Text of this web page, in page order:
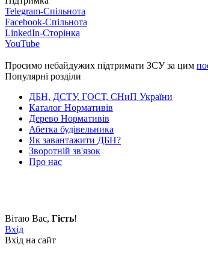
Telegram-Спільнота
Facebook-Спільнота
LinkedIn-Сторінка
YouTube
Просимо небайдужих підтримати ЗСУ за цим
Популярні розділи
ДБН, ДСТУ, ГОСТ, СНиП України
Каталог Нормативів
Дерево Нормативів
Абетка будівельника
Як завантажити ДБН?
Зворотній зв'язок
Про нас
Вітаю Вас, Гість!
Вхід
Вхід на сайт